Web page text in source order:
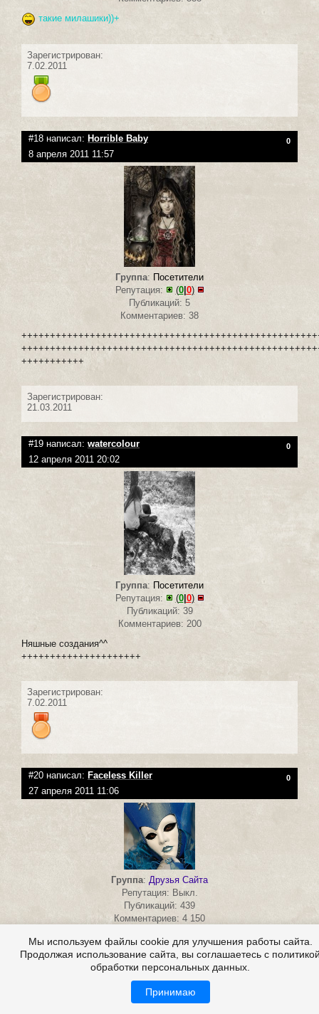
такие милашики))+
Зарегистрирован:
7.02.2011
#18 написал: Horrible Baby 0
8 апреля 2011 11:57
Группа: Посетители
Репутация:
(0| 0)
Публикаций: 5
Комментариев: 38
+++++++++++
Зарегистрирован:
21.03.2011
#19 написал: watercolour 0
12 апреля 2011 20:02
Группа: Посетители
Репутация:
(0| 0)
Публикаций: 39
Комментариев: 200
Няшные создания^^
+++++++++++++++++++++
Зарегистрирован:
7.02.2011
#20 написал: Faceless Killer 0
27 апреля 2011 11:06
Группа: Друзья Сайта
Репутация: Выкл.
Публикаций: 439
Комментариев: 4 150
Супер! ++++++++++++++++++
Зарегистрирован:
Мы используем файлы cookie для улучшения работы сайта.
Продолжая использование сайта, вы соглашаетесь с
обработки персональных данных.
Принимаю